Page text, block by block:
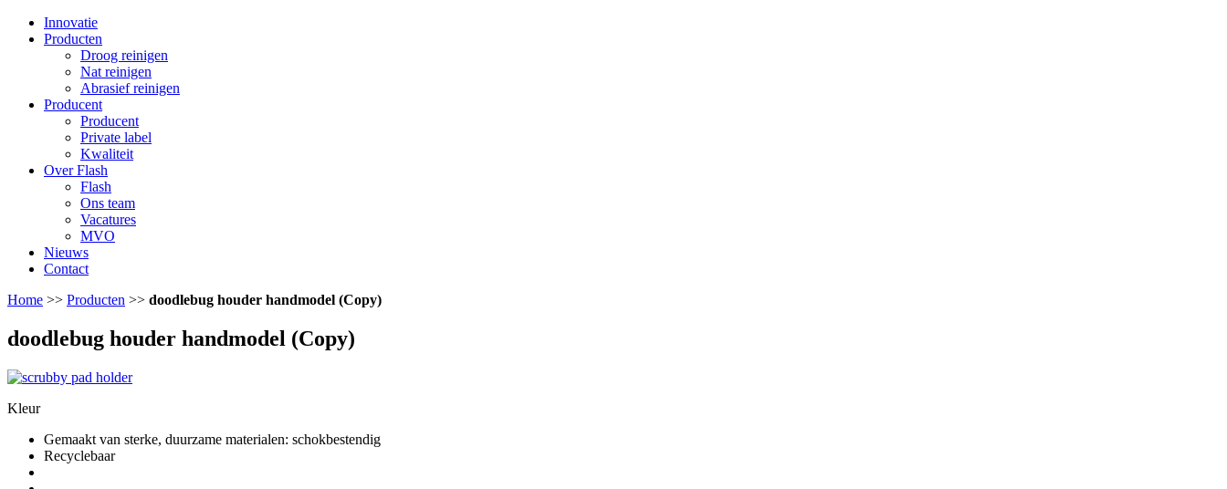
Innovatie
Producten
Droog reinigen
Nat reinigen
Abrasief reinigen
Producent
Producent
Private label
Kwaliteit
Over Flash
Flash
Ons team
Vacatures
MVO
Nieuws
Contact
Home >> Producten >> doodlebug houder handmodel (Copy)
doodlebug houder handmodel (Copy)
Kleur
Gemaakt van sterke, duurzame materialen: schokbestendig
Recyclebaar